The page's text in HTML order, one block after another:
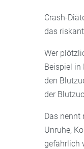
Crash-
das
Wer
Beispiel in
den
der
Das nennt
Unruhe,
gefährlich